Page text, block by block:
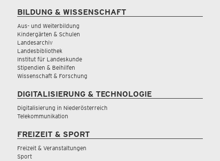
BILDUNG & WISSENSCHAFT
Aus- und Weiterbildung
Kindergärten & Schulen
Landesarchiv
Landesbibliothek
Institut für Landeskunde
Stipendien & Beihilfen
Wissenschaft & Forschung
DIGITALISIERUNG & TECHNOLOGIE
Digitalisierung in Niederösterreich
Telekommunikation
FREIZEIT & SPORT
Freizeit & Veranstaltungen
Sport